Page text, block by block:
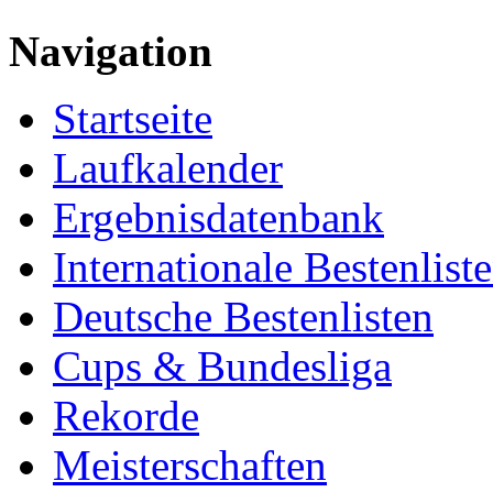
Navigation
Startseite
Laufkalender
Ergebnisdatenbank
Internationale
Deutsche Bestenlisten
Cups & Bundesliga
Rekorde
Meisterschaften